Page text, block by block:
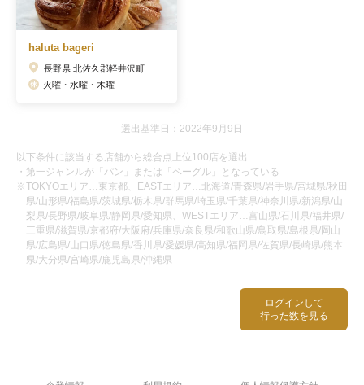
ログインして
行った数を見る
haluta bageri
長野県 北佐久郡軽井沢町
火曜・水曜・木曜
選出基準日：2022年9月9日
以下条件に該当する店舗から総合点上位100店を選出
・第一ジャンルが「パン」または「ベーグル」となっている
※TOKYOエリア…東京都、EASTエリア…北海道/青森県/岩手県/宮城県/秋田
県/山形県/福島県/茨城県/栃木県/群馬県/埼玉県/千葉県/神奈川県/新潟県/山
梨県/長野県/岐阜県/静岡県/愛知県、WESTエリア…富山県/石川県/福井県/
三重県/滋賀県/京都府/大阪府/兵庫県/奈良県/和歌山県/鳥取県/島根県/岡山
県/広島県/山口県/徳島県/香川県/愛媛県/高知県/福岡県/佐賀県/長崎県/熊本
県/大分県/宮崎県/鹿児島県/沖縄県